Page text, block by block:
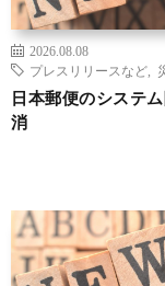
2026.08.08
プレスリリースなど
日本郵便のシステ
消